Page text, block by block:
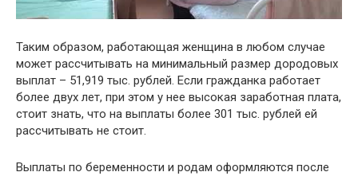
Таким образом, работающая женщина в любом случае
может рассчитывать на минимальный размер дородовых
выплат – 51,919 тыс. рублей. Если гражданка работает
более двух лет, при этом у нее высокая заработная плата,
стоит знать, что на выплаты более 301 тыс. рублей ей
рассчитывать не стоит.
Выплаты по беременности и родам оформляются после